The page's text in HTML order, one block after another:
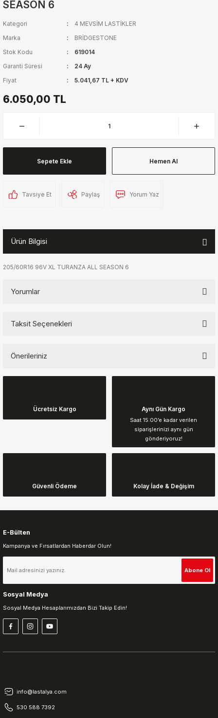
SEASON 6
Kategori
4 MEVSİM LASTİKLER
Marka
BRİDGESTONE
Stok Kodu
619014
Garanti Süresi
24 Ay
Fiyat
5.041,67 TL + KDV
6.050,00 TL
Sepete Ekle Hemen Al
Tavsiye Et Paylaş Yorum Yaz
Ürün Bilgisi
205/60R16 96V XL TURANZA ALL SEASON 6
Yorumlar
Taksit Seçenekleri
Önerileriniz
Görüş ve önerileriniz için teşekkür ederiz.
Ürün resmi kalitesiz, bozuk veya görüntülenemiyor.
Ürün açıklamasında eksik bilgiler bulunuyor.
Gönder
Ücretsiz Kargo Aynı Gün Kargo
Saat 15:00’e kadar verilen
siparişlerinizi aynı gün
gönderiyoruz!
Güvenli Ödeme Kolay İade & Değişim
E-Bülten
Kampanya ve Fırsatlardan Haberdar Olun!
Abone Ol
Sosyal Medya
Sosyal Medya Hesaplarımızdan Bizi Takip Edin!
info@lastalya.com
530 588 7392